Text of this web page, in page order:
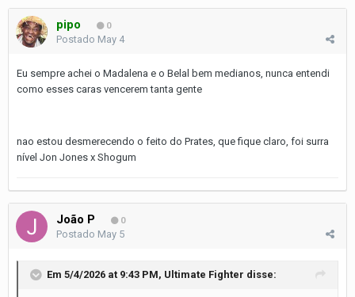
pipo 0
Postado May 4
Eu sempre achei o Madalena e o Belal bem medianos, nunca entendi
como esses caras vencerem tanta gente
nao estou desmerecendo o feito do Prates, que fique claro, foi surra
nível Jon Jones x Shogum
João P 0
Postado May 5
Em 5/4/2026 at 9:43 PM, Ultimate Fighter disse: